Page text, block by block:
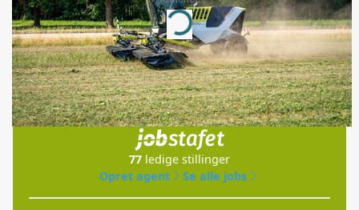
Loading...
Jobs
i samarbejde med
77 ledige stillinger
Opret agent
Se alle jobs